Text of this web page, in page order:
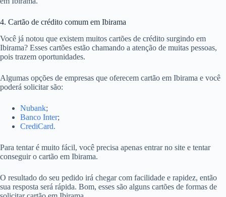
4. Cartão de crédito comum em Ibirama
Você já notou que existem muitos cartões de crédito surgindo em
Ibirama? Esses cartões estão chamando a atenção de muitas pessoas,
pois trazem oportunidades.
Algumas opções de empresas que oferecem cartão em Ibirama e você
poderá solicitar são:
Nubank;
Banco Inter;
CrediCard.
Para tentar é muito fácil, você precisa apenas entrar no site e tentar
conseguir o cartão em Ibirama.
O resultado do seu pedido irá chegar com facilidade e rapidez, então
sua resposta será rápida. Bom, esses são alguns cartões de formas de